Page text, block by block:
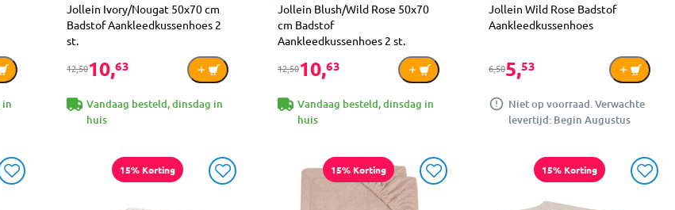
in
Jollein Ivory/Nougat 50x70 cm
Badstof Aankleedkussenhoes 2
st.
12,5010,63
Vandaag besteld, dinsdag in
huis
Jollein Blush/Wild Rose 50x70
cm Badstof
Aankleedkussenhoes 2 st.
12,5010,63
Vandaag besteld, dinsdag in
huis
Jollein Wild Rose Badstof
Aankleedkussenhoes
6,505,53
Niet op voorraad. Verwachte
levertijd: Begin Augustus
15% Korting 15% Korting 15% Korting